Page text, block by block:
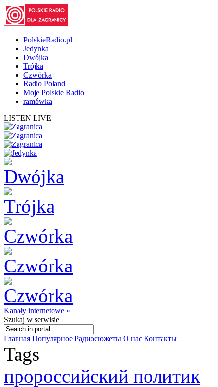
PolskieRadio.pl
Jedynka
Dwójka
Trójka
Czwórka
Radio Poland
Moje Polskie Radio
ramówka
LISTEN LIVE
Kanały internetowe »
Szukaj w serwisie
Главная Популярное Радиосюжеты О нас Контакты
Tags
пророссийский политик